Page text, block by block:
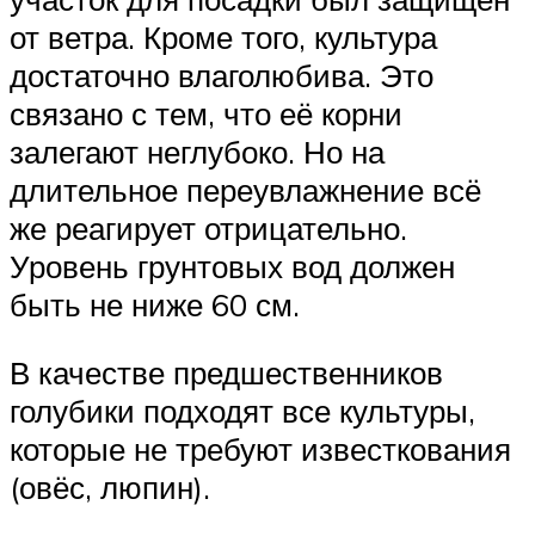
от ветра. Кроме того, культура
достаточно влаголюбива. Это
связано с тем, что её корни
залегают неглубоко. Но на
длительное переувлажнение всё
же реагирует отрицательно.
Уровень грунтовых вод должен
быть не ниже 60 см.
В качестве предшественников
голубики подходят все культуры,
которые не требуют известкования
(овёс, люпин).